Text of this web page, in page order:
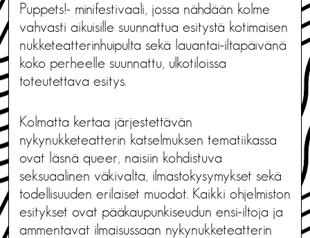
Puppets!- minifestivaali, jossa nähdään kolme
vahvasti aikuisille suunnattua esitystä kotimaisen
nukketeatterinhuipulta sekä lauantai-iltapäivänä
koko perheelle suunnattu, ulkotiloissa
toteutettava esitys.
Kolmatta kertaa järjestettävän
nykynukketeatterin katselmuksen tematiikassa
ovat läsnä queer, naisiin kohdistuva
seksuaalinen väkivalta, ilmastokysymykset sekä
todellisuuden erilaiset muodot. Kaikki ohjelmiston
esitykset ovat pääkaupunkiseudun ensi-iltoja ja
ammentavat ilmaisussaan nykynukketeatterin